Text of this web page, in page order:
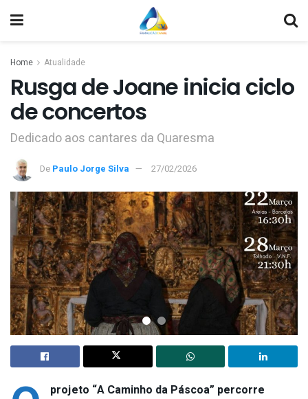
Home Atualidade
Rusga de Joane inicia ciclo
de concertos
Dedicado aos cantares da Quaresma
De Paulo Jorge Silva 27/02/2026
projeto “A Caminho da Páscoa” percorre